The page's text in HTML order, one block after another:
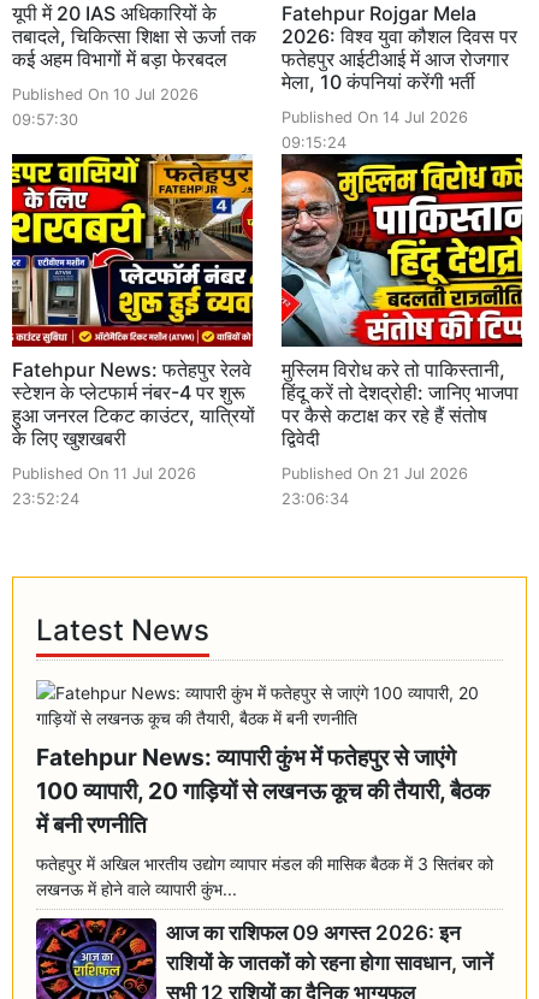
यूपी में 20 IAS अधिकारियों के
तबादले, चिकित्सा शिक्षा से ऊर्जा तक
कई अहम विभागों में बड़ा फेरबदल
Published On 10 Jul 2026
09:57:30
Fatehpur Rojgar Mela
2026: विश्व युवा कौशल दिवस पर
फतेहपुर आईटीआई में आज रोजगार
मेला, 10 कंपनियां करेंगी भर्ती
Published On 14 Jul 2026
09:15:24
Fatehpur News: फतेहपुर रेलवे
स्टेशन के प्लेटफार्म नंबर-4 पर शुरू
हुआ जनरल टिकट काउंटर, यात्रियों
के लिए खुशखबरी
Published On 11 Jul 2026
23:52:24
मुस्लिम विरोध करे तो पाकिस्तानी,
हिंदू करें तो देशद्रोही: जानिए भाजपा
पर कैसे कटाक्ष कर रहे हैं संतोष
द्विवेदी
Published On 21 Jul 2026
23:06:34
Latest News
Fatehpur News: व्यापारी कुंभ में फतेहपुर से जाएंगे
100 व्यापारी, 20 गाड़ियों से लखनऊ कूच की तैयारी, बैठक
में बनी रणनीति
फतेहपुर में अखिल भारतीय उद्योग व्यापार मंडल की मासिक बैठक में 3 सितंबर को
लखनऊ में होने वाले व्यापारी कुंभ...
आज का राशिफल 09 अगस्त 2026: इन
राशियों के जातकों को रहना होगा सावधान, जानें
सभी 12 राशियों का दैनिक भाग्यफल